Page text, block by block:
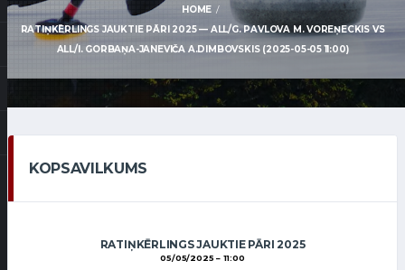
HOME
RATIŅKĒRLINGS JAUKTIE PĀRI 2025 — ALL/G. PAVLOVA M. VOREŅECKIS VS
ALL/I. GORBAŅA-JANEVIČA A.DIMBOVSKIS (2025-05-05 11:00)
KOPSAVILKUMS
RATIŅKĒRLINGS JAUKTIE PĀRI 2025
05/05/2025 11:00